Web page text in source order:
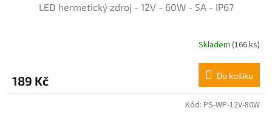
LED hermetický zdroj - 12V - 60W - 5A - IP67
Skladem (166 ks)
189 Kč Do košíku
Kód: PS-WP-12V-80W